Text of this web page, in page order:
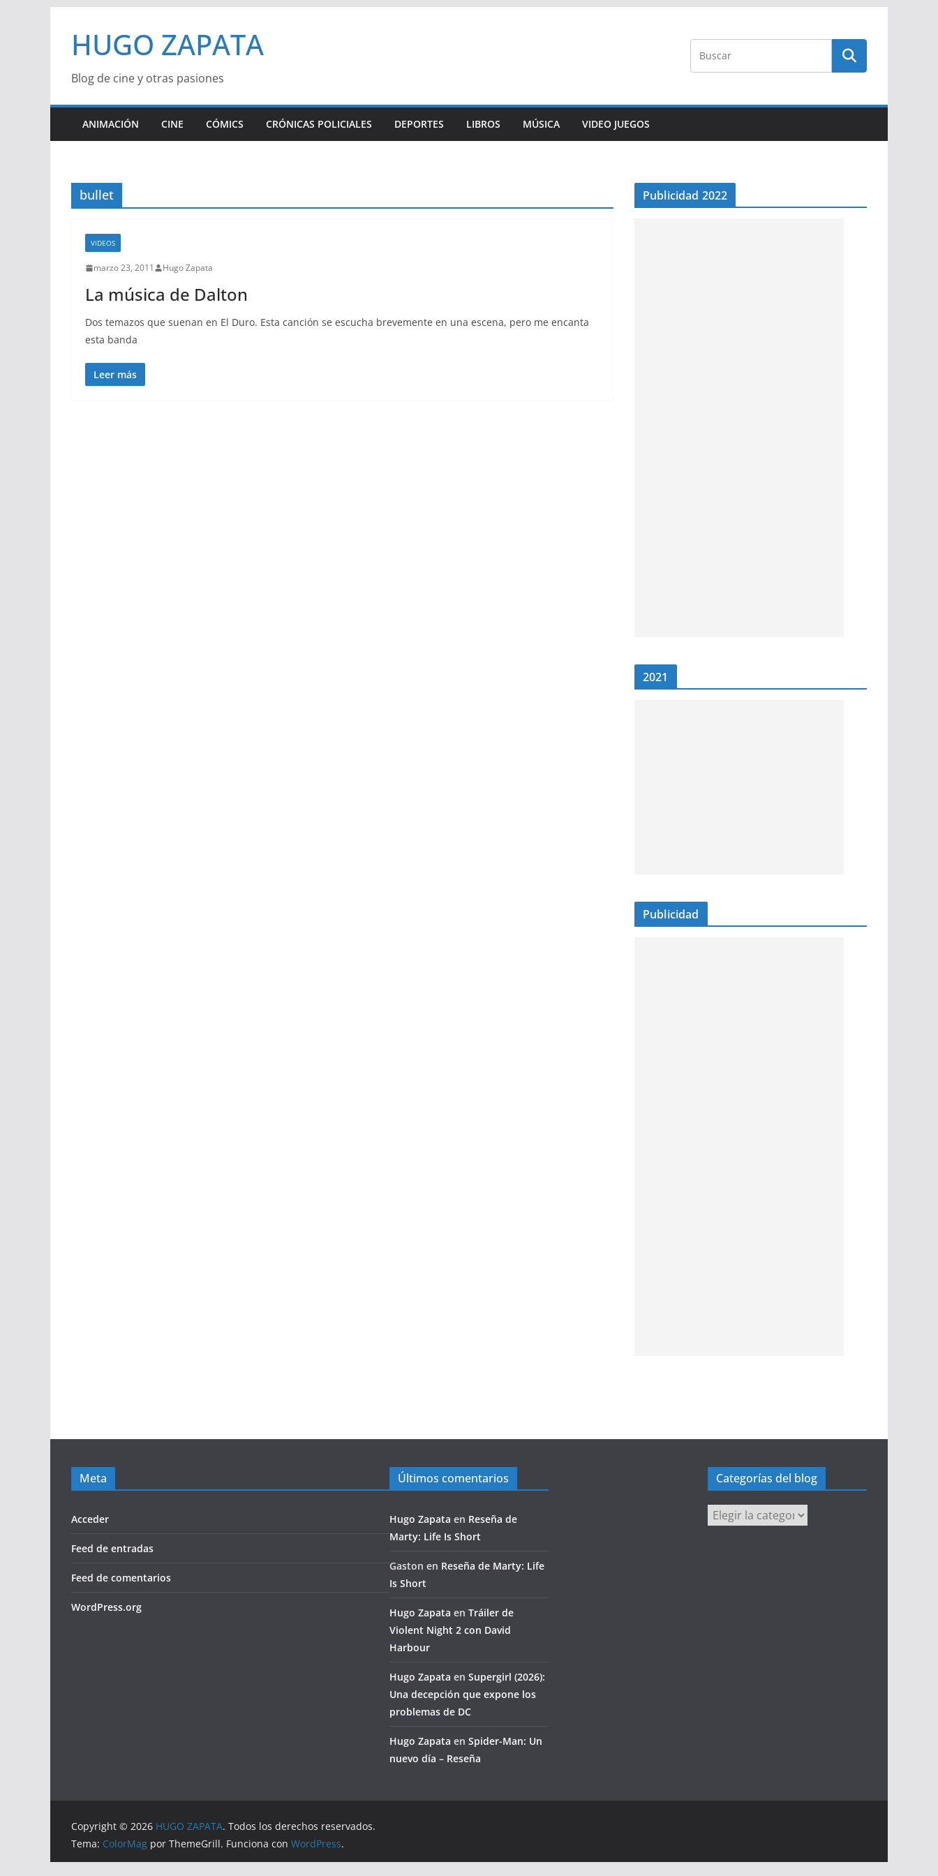
contenido
HUGO ZAPATA
Blog de cine y otras pasiones
ANIMACIÓN CINE CÓMICS CRÓNICAS POLICIALES DEPORTES LIBROS MÚSICA VIDEO JUEGOS
bullet
VIDEOS
marzo 23, 2011 Hugo Zapata
La música de Dalton
Dos temazos que suenan en El Duro. Esta canción se escucha brevemente en una escena, pero me encanta
esta banda
Leer más
Publicidad 2022
2021
Publicidad
Meta
Acceder
Feed de entradas
Feed de comentarios
WordPress.org
Últimos comentarios
Hugo Zapata en Reseña de
Marty: Life Is Short
Gaston en Reseña de Marty: Life
Is Short
Hugo Zapata en Tráiler de
Violent Night 2 con David
Harbour
Hugo Zapata en Supergirl (2026):
Una decepción que expone los
problemas de DC
Hugo Zapata en Spider-Man: Un
nuevo día – Reseña
Categorías del blog
Categorías
del
Copyright © 2026 HUGO ZAPATA. Todos los derechos reservados.
Tema: ColorMag por ThemeGrill. Funciona con WordPress.